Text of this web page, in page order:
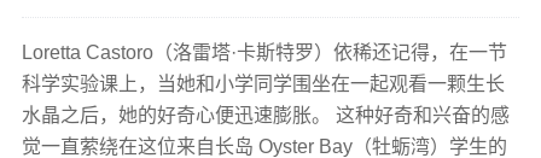
Loretta Castoro（洛雷塔·卡斯特罗）依稀还记得，在一节
科学实验课上，当她和小学同学围坐在一起观看一颗生长
水晶之后，她的好奇心便迅速膨胀。 这种好奇和兴奋的感
觉一直萦绕在这位来自长岛 Oyster Bay（牡蛎湾）学生的